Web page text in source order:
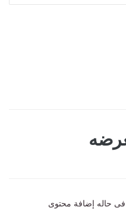
فى حاله إضافة محتوى